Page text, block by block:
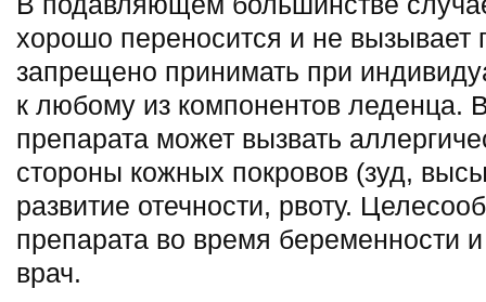
хорошо переносится и не
запрещено принимать при
к любому из компонентов леденца.
препарата может вызвать
стороны кожных покровов (зуд,
развитие отечности, рвоту.
препарата во время беременности
врач.